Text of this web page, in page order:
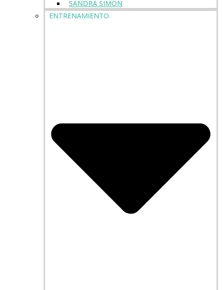
SANDRA SIMÓN
ENTRENAMIENTO